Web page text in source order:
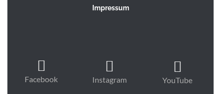
Impressum
Facebook Instagram YouTube